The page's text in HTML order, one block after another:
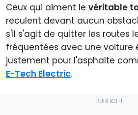
Ceux qui aiment le véritable
reculent devant aucun
s'il s'agit de quitter les routes
fréquentées avec une voiture
justement pour l'asphalte
E-Tech Electric.